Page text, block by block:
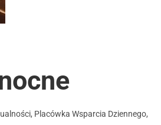
, Placówka Wsparcia Dziennego,